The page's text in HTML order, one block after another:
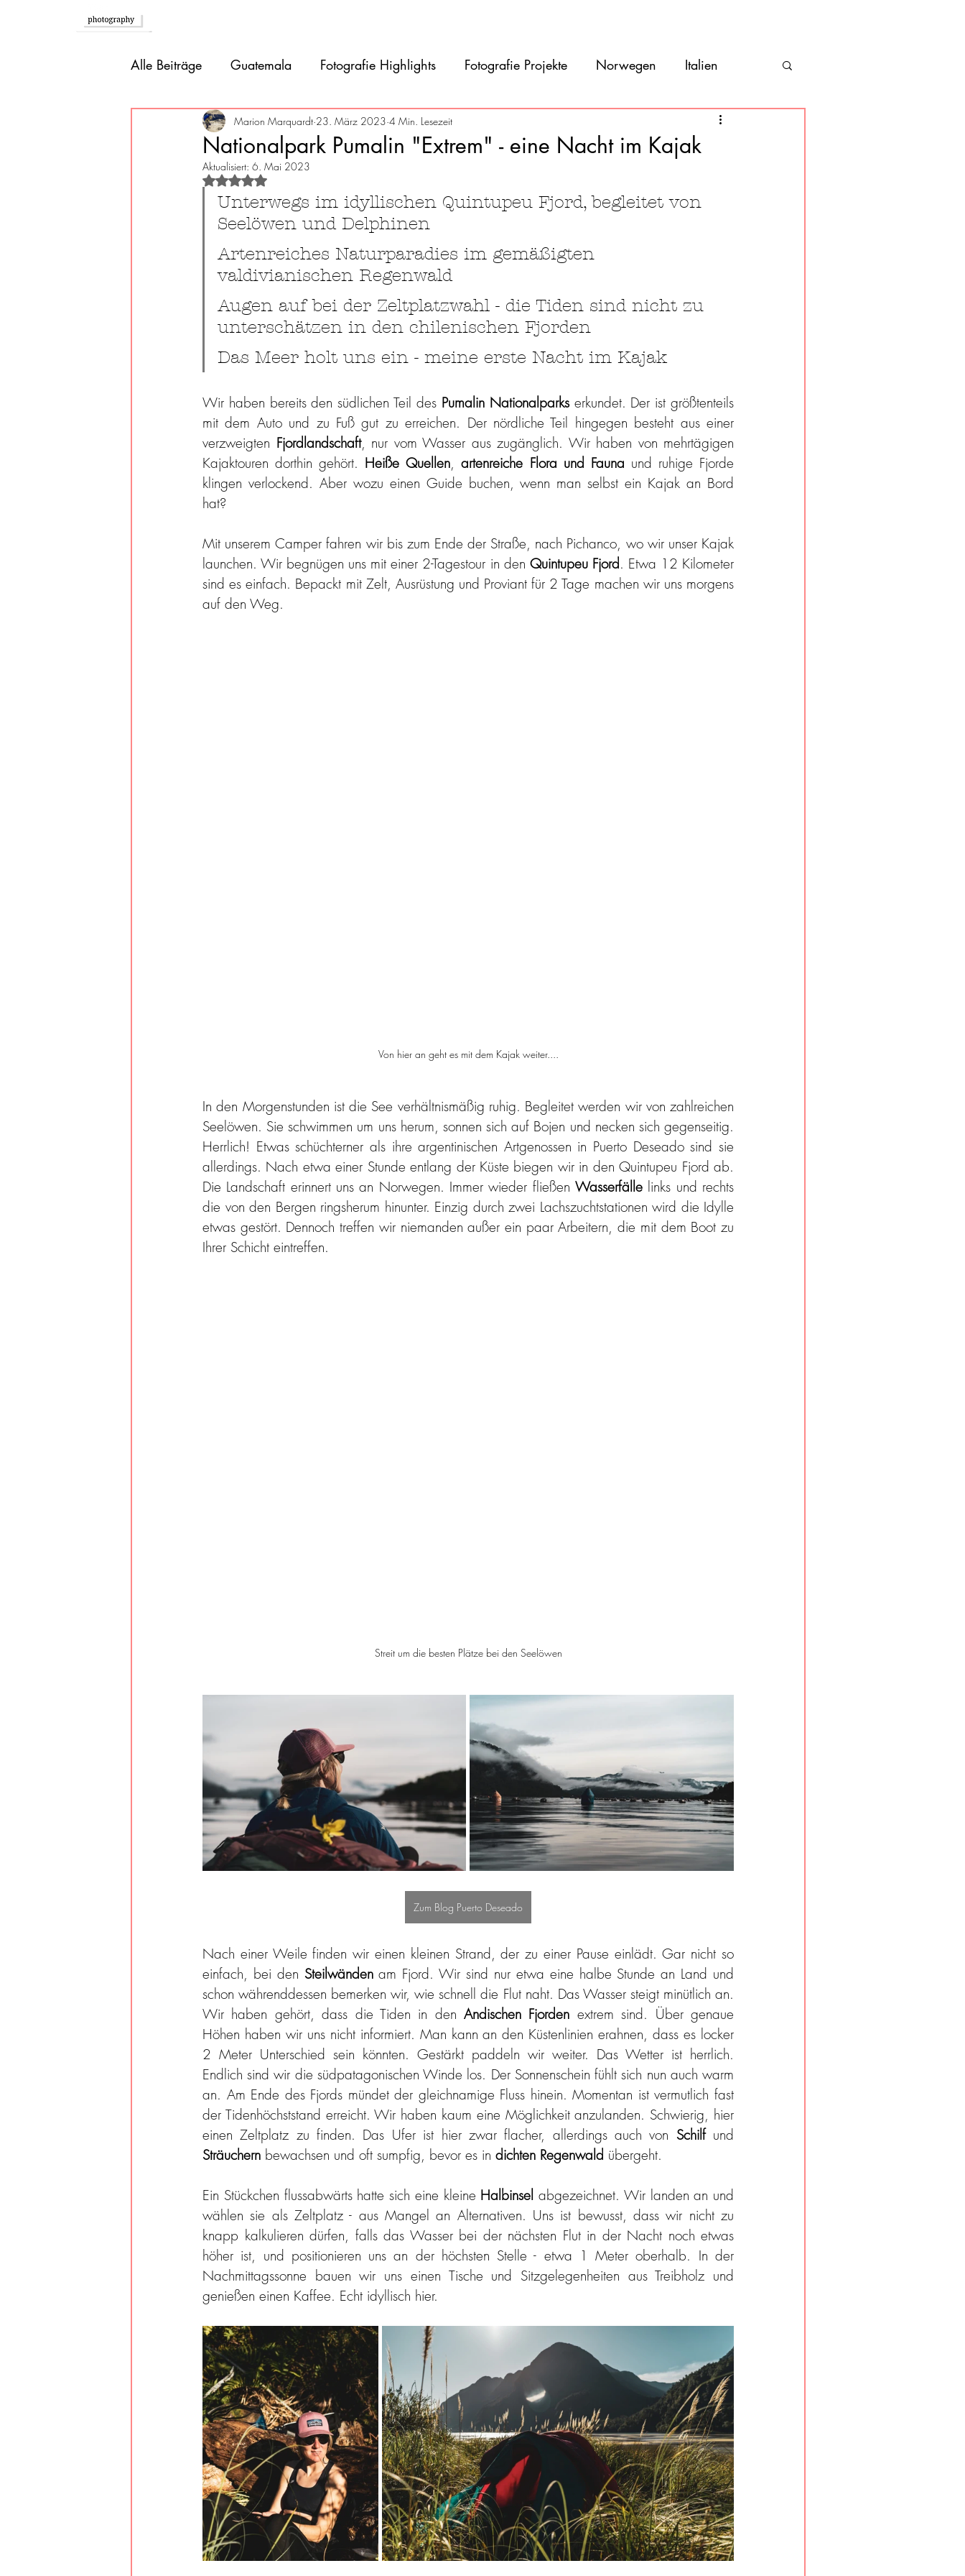
Alle Beiträge Guatemala Fotografie Highlights Fotografie Projekte Norwegen Italien
Südeuropa Brasilien Argentinien Vanlife
Karibik
Nationalpark Pumalin "Extrem" - eine Nacht im Kajak
Marion Marquardt 23. März 2023 4 Min. Lesezeit
Aktualisiert: 6. Mai 2023
Mit NaN von 5 Sternen bewertet.
Unterwegs im idyllischen Quintupeu Fjord, begleitet von
Seelöwen und Delphinen
Artenreiches Naturparadies im gemäßigten
valdivianischen Regenwald
Augen auf bei der Zeltplatzwahl - die Tiden sind nicht zu
unterschätzen in den chilenischen Fjorden
Das Meer holt uns ein - meine erste Nacht im Kajak
Wir haben bereits den südlichen Teil des Pumalin Nationalparks erkundet. Der ist größtenteils
mit dem Auto und zu Fuß gut zu erreichen. Der nördliche Teil hingegen besteht aus einer
verzweigten Fjordlandschaft, nur vom Wasser aus zugänglich. Wir haben von mehrtägigen
Kajaktouren dorthin gehört. Heiße Quellen, artenreiche Flora und Fauna und ruhige Fjorde
klingen verlockend. Aber wozu einen Guide buchen, wenn man selbst ein Kajak an Bord
hat?
Mit unserem Camper fahren wir bis zum Ende der Straße, nach Pichanco, wo wir unser Kajak
launchen. Wir begnügen uns mit einer 2-Tagestour in den Quintupeu Fjord. Etwa 12 Kilometer
sind es einfach. Bepackt mit Zelt, Ausrüstung und Proviant für 2 Tage machen wir uns morgens
auf den Weg.
Von hier an geht es mit dem Kajak weiter....
In den Morgenstunden ist die See verhältnismäßig ruhig. Begleitet werden wir von zahlreichen
Seelöwen. Sie schwimmen um uns herum, sonnen sich auf Bojen und necken sich gegenseitig.
Herrlich! Etwas schüchterner als ihre argentinischen Artgenossen in Puerto Deseado sind sie
allerdings. Nach etwa einer Stunde entlang der Küste biegen wir in den Quintupeu Fjord ab.
Die Landschaft erinnert uns an Norwegen. Immer wieder fließen Wasserfälle links und rechts
die von den Bergen ringsherum hinunter. Einzig durch zwei Lachszuchtstationen wird die Idylle
etwas gestört. Dennoch treffen wir niemanden außer ein paar Arbeitern, die mit dem Boot zu
Ihrer Schicht eintreffen.
Streit um die besten Plätze bei den Seelöwen
Zum Blog Puerto Deseado
Nach einer Weile finden wir einen kleinen Strand, der zu einer Pause einlädt. Gar nicht so
einfach, bei den Steilwänden am Fjord. Wir sind nur etwa eine halbe Stunde an Land und
schon währenddessen bemerken wir, wie schnell die Flut naht. Das Wasser steigt minütlich an.
Wir haben gehört, dass die Tiden in den Andischen Fjorden extrem sind. Über genaue
Höhen haben wir uns nicht informiert. Man kann an den Küstenlinien erahnen, dass es locker
2 Meter Unterschied sein könnten. Gestärkt paddeln wir weiter. Das Wetter ist herrlich.
Endlich sind wir die südpatagonischen Winde los. Der Sonnenschein fühlt sich nun auch warm
an. Am Ende des Fjords mündet der gleichnamige Fluss hinein. Momentan ist vermutlich fast
der Tidenhöchststand erreicht. Wir haben kaum eine Möglichkeit anzulanden. Schwierig, hier
einen Zeltplatz zu finden. Das Ufer ist hier zwar flacher, allerdings auch von Schilf
Sträuchern bewachsen und oft sumpfig, bevor es in dichten Regenwald übergeht.
Ein Stückchen flussabwärts hatte sich eine kleine Halbinsel abgezeichnet. Wir landen an und
wählen sie als Zeltplatz - aus Mangel an Alternativen. Uns ist bewusst, dass wir nicht zu
knapp kalkulieren dürfen, falls das Wasser bei der nächsten Flut in der Nacht noch etwas
höher ist, und positionieren uns an der höchsten Stelle - etwa 1 Meter oberhalb. In der
Nachmittagssonne bauen wir uns einen Tische und Sitzgelegenheiten aus Treibholz und
genießen einen Kaffee. Echt idyllisch hier.